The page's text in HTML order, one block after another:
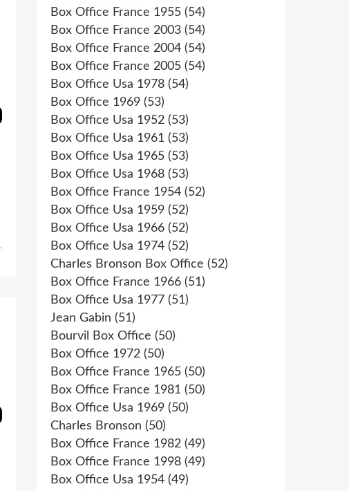
Box Office France 1955 (54)
Box Office France 2003 (54)
Box Office France 2004 (54)
Box Office France 2005 (54)
Box Office Usa 1978 (54)
Box Office 1969 (53)
Box Office Usa 1952 (53)
Box Office Usa 1961 (53)
Box Office Usa 1965 (53)
Box Office Usa 1968 (53)
Box Office France 1954 (52)
Box Office Usa 1959 (52)
Box Office Usa 1966 (52)
Box Office Usa 1974 (52)
Charles Bronson Box Office (52)
Box Office France 1966 (51)
Box Office Usa 1977 (51)
Jean Gabin (51)
Bourvil Box Office (50)
Box Office 1972 (50)
Box Office France 1965 (50)
Box Office France 1981 (50)
Box Office Usa 1969 (50)
Charles Bronson (50)
Box Office France 1982 (49)
Box Office France 1998 (49)
Box Office Usa 1954 (49)